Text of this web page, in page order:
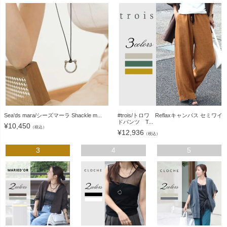
Sea'ds mara/シーズマーラ Shackle m...
¥10,450 （税込）
#trois/トロワ Reflaxキャンバス セミワイ
ドパンツ T...
¥12,936 （税込）
3 4 5